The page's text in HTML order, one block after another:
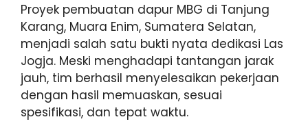
Proyek pembuatan dapur MBG di Tanjung
Karang, Muara Enim, Sumatera Selatan,
menjadi salah satu bukti nyata dedikasi Las
Jogja. Meski menghadapi tantangan jarak
jauh, tim berhasil menyelesaikan pekerjaan
dengan hasil memuaskan, sesuai
spesifikasi, dan tepat waktu.